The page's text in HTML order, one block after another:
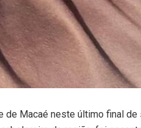
de Macaé neste último final